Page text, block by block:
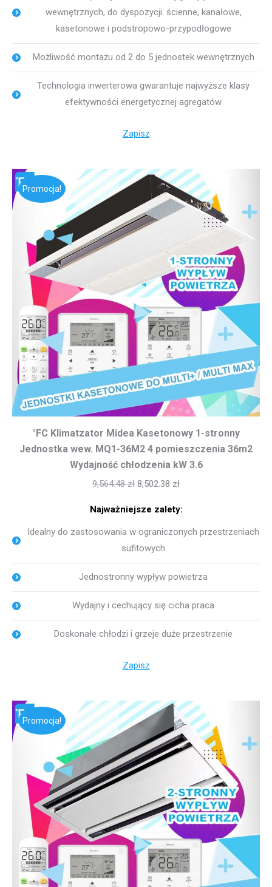
wewnętrznych, do dyspozycji: ścienne, kanałowe,
kasetonowe i podstropowo-przypodłogowe
Możliwość montażu od 2 do 5 jednostek wewnętrznych
Technologia inwerterowa gwarantuje najwyższe klasy
efektywności energetycznej agregatów
Zapisz
Promocja!
°FC Klimatzator Midea Kasetonowy 1-stronny
Jednostka wew. MQ1-36M2 4 pomieszczenia 36m2
Wydajność chłodzenia kW 3.6
9,564.48zł 8,502.38 zł
Najważniejsze zalety:
Idealny do zastosowania w ograniczonych przestrzeniach
sufitowych
Jednostronny wypływ powietrza
Wydajny i cechujący się cicha praca
Doskonałe chłodzi i grzeje duże przestrzenie
Zapisz
Promocja!